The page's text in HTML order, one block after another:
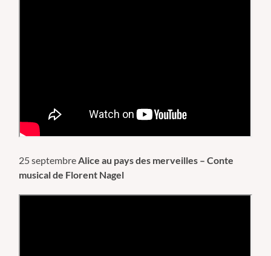
25 septembreAlice au pays des merveilles – Conte
musical de Florent Nagel